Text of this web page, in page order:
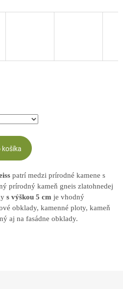
košíka
patrí medzi prírodné kamene s
prírodný kameň gneis zlatohnedej
s výškou 5 cm je vhodný
obklady, kamenné ploty, kameň
aj na fasádne obklady.